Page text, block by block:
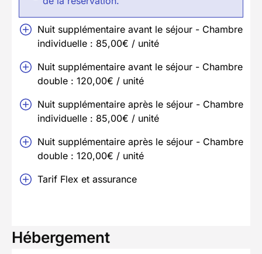
Nuit supplémentaire avant le séjour - Chambre
individuelle : 85,00€ / unité
Nuit supplémentaire avant le séjour - Chambre
double : 120,00€ / unité
Nuit supplémentaire après le séjour - Chambre
individuelle : 85,00€ / unité
Nuit supplémentaire après le séjour - Chambre
double : 120,00€ / unité
Tarif Flex et assurance
Hébergement